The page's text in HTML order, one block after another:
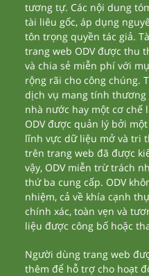
tương tự. Các nội dung
tài liêu gốc, áp dụng
tôn trọng quyền tác giả.
trang web ODV được thu
và chia sẻ miễn phí với
rộng rãi cho công chúng.
dịch vụ mang tính thương
nhà nước hay một cơ chế
ODV được quản lý bởi
lĩnh vực dữ liệu mở và tri
trên trang web đã được
vậy, ODV miễn trừ trách
thứ ba cung cấp. ODV
nhiệm, cả về khía cạnh
chính xác, toàn vẹn và
liệu được công bố hoặc
Người dùng trang web
thêm để hỗ trợ cho hoạt